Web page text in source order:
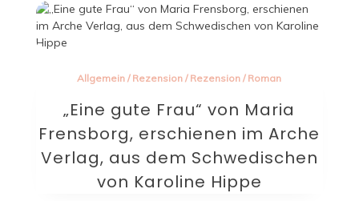
Allgemein / Rezension / Rezension / Roman
„Eine gute Frau“ von Maria
Frensborg, erschienen im Arche
Verlag, aus dem Schwedischen
von Karoline Hippe